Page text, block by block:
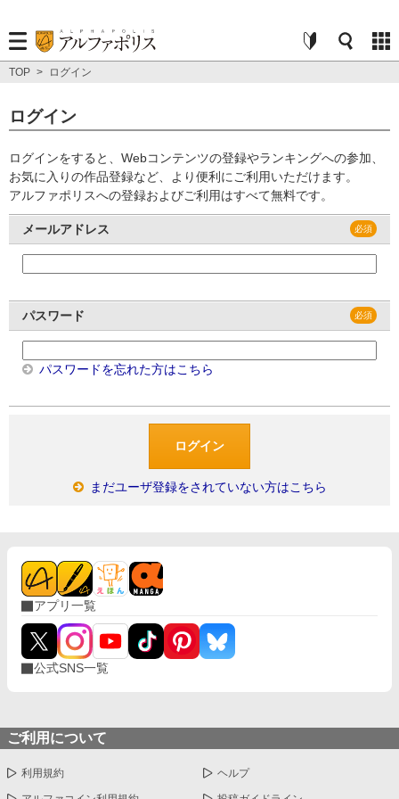
TOP > ログイン
ログイン
ログインをすると、Webコンテンツの登録やランキングへの参加、
お気に入りの作品登録など、より便利にご利用いただけます。
アルファポリスへの登録およびご利用はすべて無料です。
メールアドレス
パスワード
パスワードを忘れた方はこちら
まだユーザ登録をされていない方はこちら
アプリ一覧
公式SNS一覧
ご利用について
利用規約 ヘルプ